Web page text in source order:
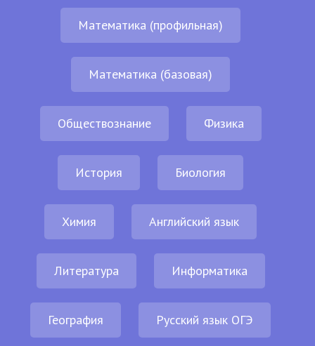
Математика (профильная)
Математика (базовая)
Обществознание Физика
История Биология
Химия Английский язык
Литература Информатика
География Русский язык ОГЭ